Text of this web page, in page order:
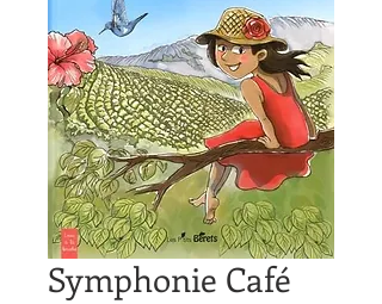
Symphonie Café